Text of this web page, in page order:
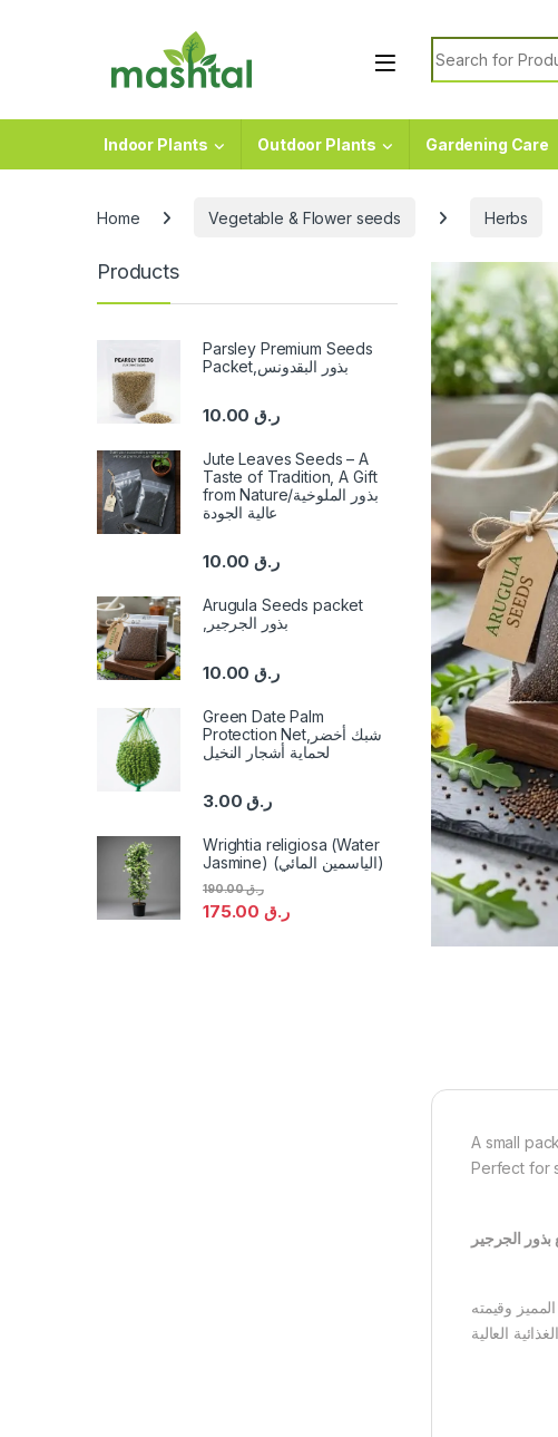
Search for:
Indoor Plants Outdoor Plants Gardening Care
Home Vegetable & Flower seeds Herbs
A small
Perfect for
وقيمته
Products
Parsley Premium Seeds
Packet,بذور البقدونس
ر.ق10.00
Jute Leaves Seeds – A
Taste of Tradition, A Gift
from Nature/بذور الملوخية
عالية الجودة
ر.ق10.00
Arugula Seeds packet
,بذور الجرجير
ر.ق
Green Date Palm
Protection Net,شبك أخضر
لحماية أشجار النخيل
ر.ق3.00
Wrightia religiosa (Water
Jasmine) (الياسمين المائي)
ر.ق175.00
ر.ق190.00